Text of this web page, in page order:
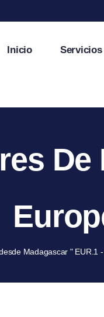
Inicio Servicios
Madagascar " EUR.1